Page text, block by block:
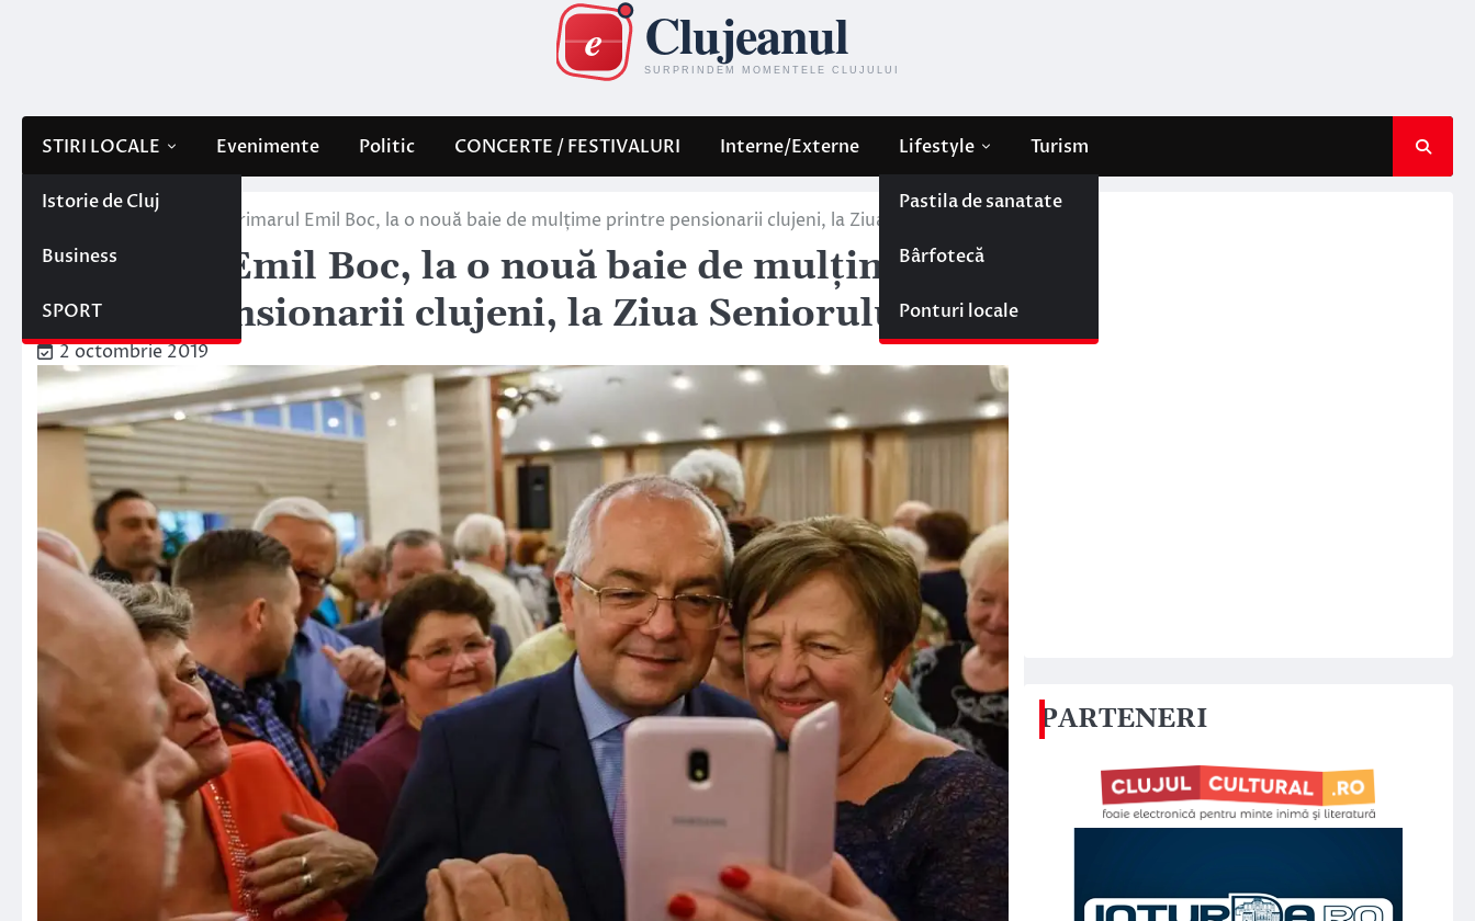
STIRI LOCALE
Istorie de Cluj
Business
SPORT
Evenimente Politic CONCERTE / FESTIVALURI Interne/Externe Lifestyle
Pastila de sanatate
Bârfotecă
Ponturi locale
Turism
Stiri locale Primarul Emil Boc, la o nouă baie de mulțime printre pensionarii clujeni, la Ziua Seniorului
Primarul Emil Boc, la o nouă baie de mulțime
printre pensionarii clujeni, la Ziua Seniorului
2 octombrie 2019
PARTENERI